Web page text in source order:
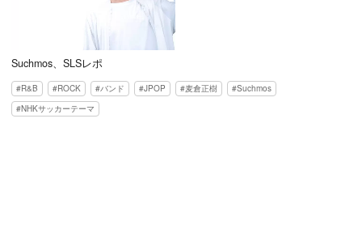
Suchmos、SLSレポ
R&B ROCK バンド JPOP 麦倉正樹
Suchmos
NHKサッカーテーマ